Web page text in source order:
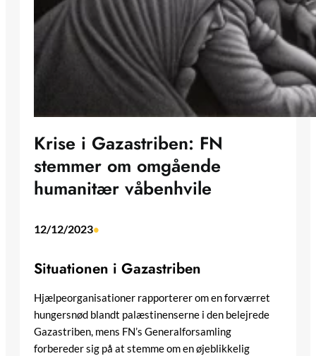
Krise i Gazastriben: FN
stemmer om omgående
humanitær våbenhvile
12/12/2023•
Situationen i Gazastriben
Hjælpeorganisationer rapporterer om en forværret
hungersnød blandt palæstinenserne i den belejrede
Gazastriben, mens FN’s Generalforsamling
forbereder sig på at stemme om en øjeblikkelig